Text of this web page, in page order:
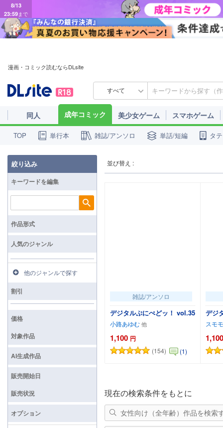
8/13
23:59まで
漫画・コミック読むならDLsite
すべて
同人 成年コミック 美少女ゲーム スマホゲーム
TOP 単行本 雑誌/アンソロ 単話/短編 タ
並び替え :
雑誌/アンソロ
デジタルぷにぺどッ！ vol.35
小路あゆむ
1,100 円
(154) (1)
カートに追加
デジ
スモモ
1,100
現在の検索条件をもとに
女性向け（全年齢）作品を検索
絞り込み
キーワードを編集
検索
作品形式
人気のジャンル
他のジャンルで探す
割引
価格
対象作品
AI生成作品
販売開始日
販売状況
オプション